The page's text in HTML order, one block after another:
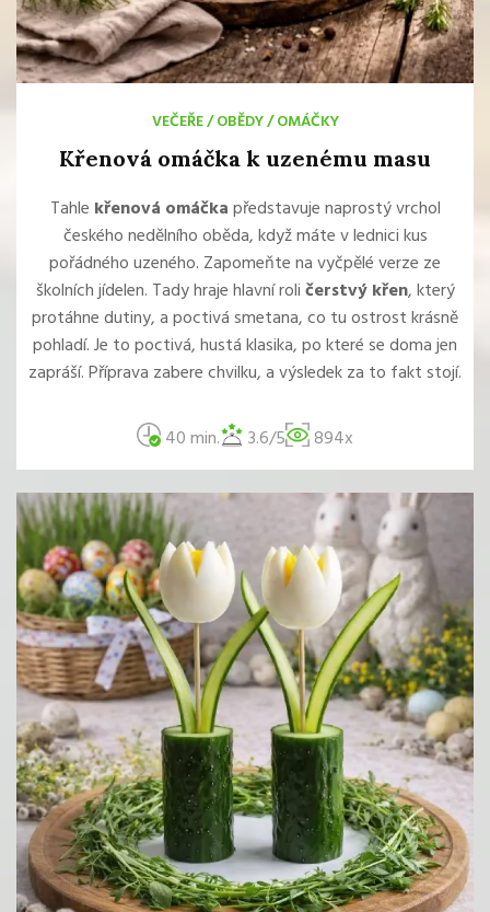
VEČEŘE/OBĚDY/OMÁČKY
Křenová omáčka k uzenému masu
Tahle křenová omáčkapředstavuje naprostý vrchol
českého nedělního oběda, když máte v lednici kus
pořádného uzeného. Zapomeňte na vyčpělé verze ze
školních jídelen. Tady hraje hlavní roličerstvý křen, který
protáhne dutiny, a poctivá smetana, co tu ostrost krásně
pohladí. Je to poctivá, hustá klasika, po které se doma jen
zapráší. Příprava zabere chvilku, a výsledek za to fakt stojí.
40 min. 3.6/5 894x